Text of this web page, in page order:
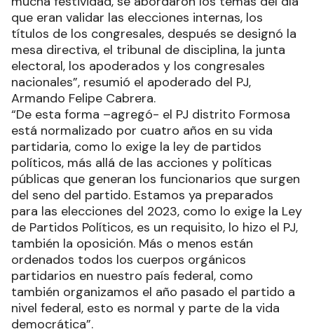
que eran validar las elecciones internas, los
títulos de los congresales, después se designó la
mesa directiva, el tribunal de disciplina, la junta
electoral, los apoderados y los congresales
nacionales”, resumió el apoderado del PJ,
Armando Felipe Cabrera.
“De esta forma –agregó- el PJ distrito Formosa
está normalizado por cuatro años en su vida
partidaria, como lo exige la ley de partidos
políticos, más allá de las acciones y políticas
públicas que generan los funcionarios que surgen
del seno del partido. Estamos ya preparados
para las elecciones del 2023, como lo exige la Ley
de Partidos Políticos, es un requisito, lo hizo el PJ,
también la oposición. Más o menos están
ordenados todos los cuerpos orgánicos
partidarios en nuestro país federal, como
también organizamos el año pasado el partido a
nivel federal, esto es normal y parte de la vida
democrática”.